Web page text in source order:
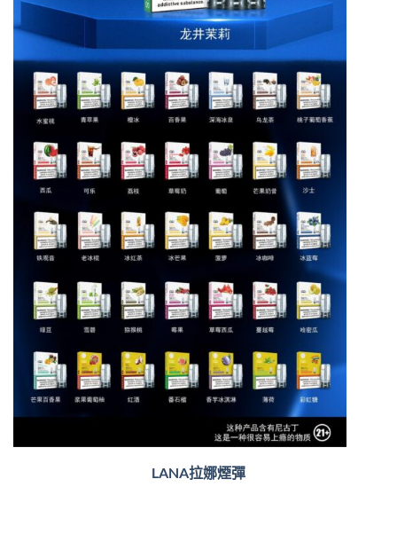
LANA拉娜煙彈